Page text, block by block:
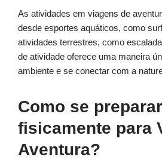
As atividades em viagens de
desde esportes aquáticos, como
atividades terrestres, como
de atividade oferece uma maneira
ambiente e se conectar com a
Como se preparar
fisicamente para
Aventura?